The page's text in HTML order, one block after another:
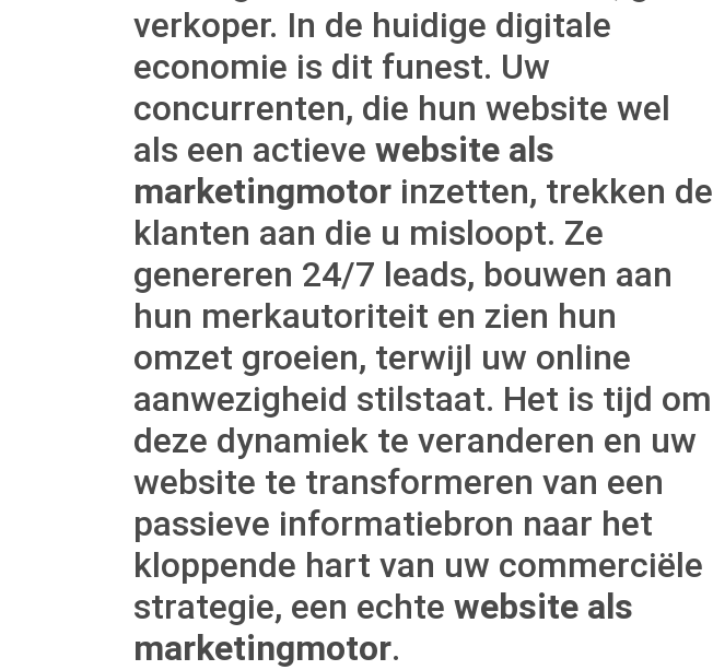
verkoper. In de huidige digitale
economie is dit funest. Uw
concurrenten, die hun website wel
als een actieve website als
marketingmotor inzetten, trekken de
klanten aan die u misloopt. Ze
genereren 24/7 leads, bouwen aan
hun merkautoriteit en zien hun
omzet groeien, terwijl uw online
aanwezigheid stilstaat. Het is tijd om
deze dynamiek te veranderen en uw
website te transformeren van een
passieve informatiebron naar het
kloppende hart van uw commerciële
strategie, een echte website als
marketingmotor.